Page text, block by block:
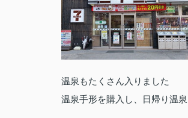
温泉もたくさん入りました
温泉手形を購入し、日帰り温